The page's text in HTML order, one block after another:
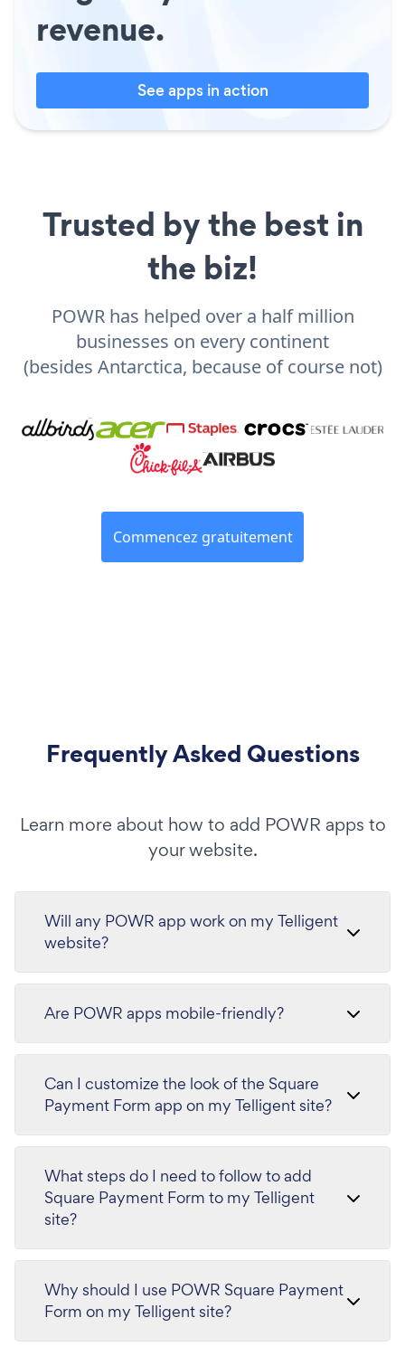
revenue.
See apps in action
Trusted by the best in
the biz!
POWR has helped over a half million
businesses on every continent
(besides Antarctica, because of course not)
Commencez gratuitement
Frequently Asked Questions
Learn more about how to add POWR apps to
your website.
Will any POWR app work on my Telligent
website?
Are POWR apps mobile-friendly?
Can I customize the look of the Square
Payment Form app on my Telligent site?
What steps do I need to follow to add
Square Payment Form to my Telligent
site?
Why should I use POWR Square Payment
Form on my Telligent site?